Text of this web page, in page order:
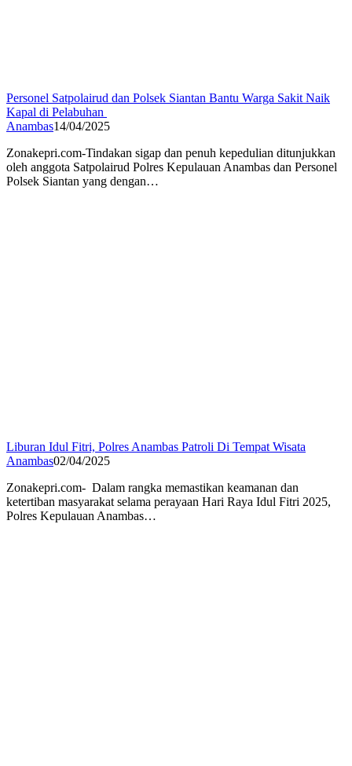
Personel Satpolairud dan Polsek Siantan Bantu Warga Sakit Naik
Kapal di Pelabuhan
Anambas14/04/2025
Zonakepri.com-Tindakan sigap dan penuh kepedulian ditunjukkan
oleh anggota Satpolairud Polres Kepulauan Anambas dan Personel
Polsek Siantan yang dengan…
Liburan Idul Fitri, Polres Anambas Patroli Di Tempat Wisata
Anambas02/04/2025
Zonakepri.com- Dalam rangka memastikan keamanan dan
ketertiban masyarakat selama perayaan Hari Raya Idul Fitri 2025,
Polres Kepulauan Anambas…